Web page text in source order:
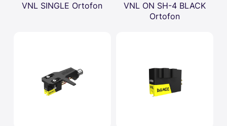
VNL SINGLE Ortofon
VNL ON SH-4 BLACK
Ortofon